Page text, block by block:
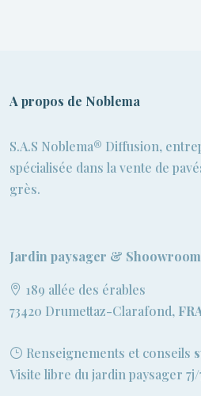
A propos de Noblema
S.A.S Noblema® Diffusion,
spécialisée dans la vente de
grès.
Jardin paysager & Shoowroom
189 allée des érables
73420 Drumettaz-Clarafond,
Renseignements et conseils
Visite libre du jardin paysager 7j/